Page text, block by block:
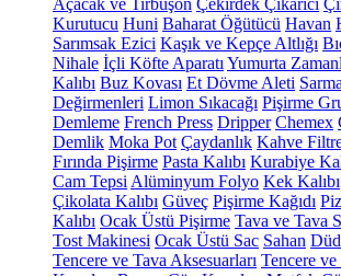
Açacak ve Tirbuşon Çekirdek Çıkarıcı
Kurutucu Huni Baharat Öğütücü Havan
Sarımsak Ezici Kaşık ve Kepçe Altlığı
Nihale İçli Köfte Aparatı Yumurta
Kalıbı Buz Kovası Et Dövme Aleti
Değirmenleri Limon Sıkacağı Pişirme
Demleme French Press Dripper Chemex
Demlik Moka Pot Çaydanlık Kahve
Fırında Pişirme Pasta Kalıbı Kurabiye
Cam Tepsi Alüminyum Folyo Kek Kalıbı
Çikolata Kalıbı Güveç Pişirme Kağıdı
Kalıbı Ocak Üstü Pişirme Tava ve Tava
Tost Makinesi Ocak Üstü Sac Sahan
Tencere ve Tava Aksesuarları Tencere ve